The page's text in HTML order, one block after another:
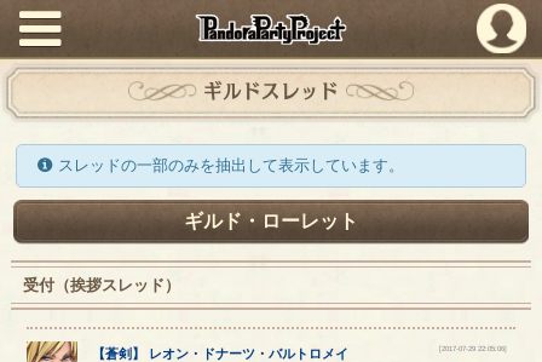
PandoraPartyProject
ギルドスレッド
スレッドの一部のみを抽出して表示しています。
ギルド・ローレット
受付（挨拶スレッド）
【蒼剣 】 レオン ・ ドナーツ ・バルトロメイ
[2017-07-29 22:05:06]